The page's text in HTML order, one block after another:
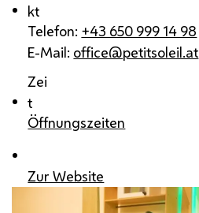
kt
Telefon: +43 650 999 14 98
E-Mail: office@petitsoleil.at
Zei
t
Öffnungszeiten
Zur Website